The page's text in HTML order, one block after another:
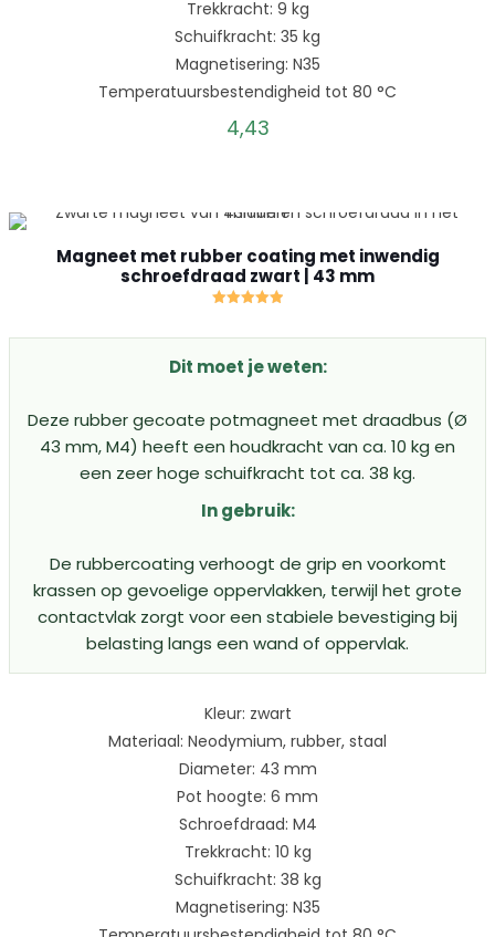
Trekkracht: 9 kg
Schuifkracht: 35 kg
Magnetisering: N35
Temperatuursbestendigheid tot 80 °C
4,43
Magneet met rubber coating met inwendig
schroefdraad zwart | 43 mm
uit 5
Dit moet je weten:
Deze rubber gecoate potmagneet met draadbus (Ø
43 mm, M4) heeft een houdkracht van ca. 10 kg en
een zeer hoge schuifkracht tot ca. 38 kg.
In gebruik:
De rubbercoating verhoogt de grip en voorkomt
krassen op gevoelige oppervlakken, terwijl het grote
contactvlak zorgt voor een stabiele bevestiging bij
belasting langs een wand of oppervlak.
Kleur: zwart
Materiaal: Neodymium, rubber, staal
Diameter: 43 mm
Pot hoogte: 6 mm
Schroefdraad: M4
Trekkracht: 10 kg
Schuifkracht: 38 kg
Magnetisering: N35